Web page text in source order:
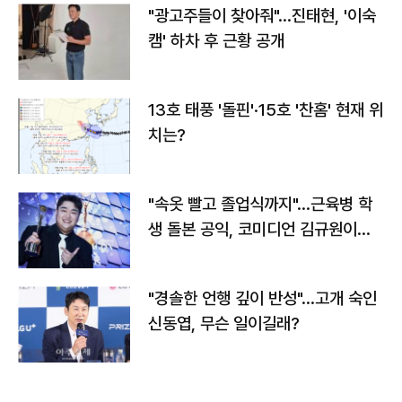
"광고주들이 찾아줘"…진태현, '이숙
캠' 하차 후 근황 공개
13호 태풍 '돌핀'·15호 '찬홈' 현재 위
치는?
"속옷 빨고 졸업식까지"…근육병 학
생 돌본 공익, 코미디언 김규원이었
"경솔한 언행 깊이 반성"…고개 숙인
신동엽, 무슨 일이길래?